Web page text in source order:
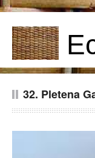
32. Pletena